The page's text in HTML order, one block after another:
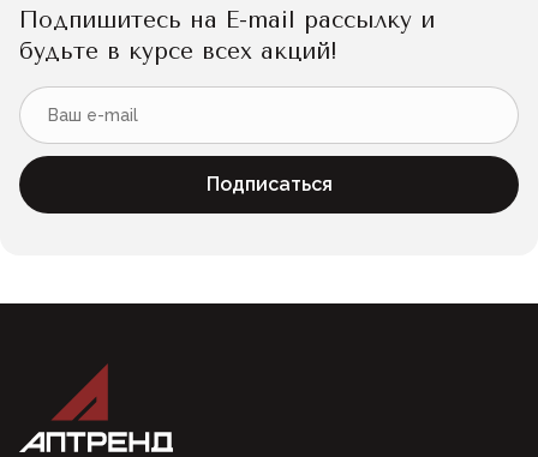
Подпишитесь на E-mail рассылку и
будьте в курсе всех акций!
Подписаться